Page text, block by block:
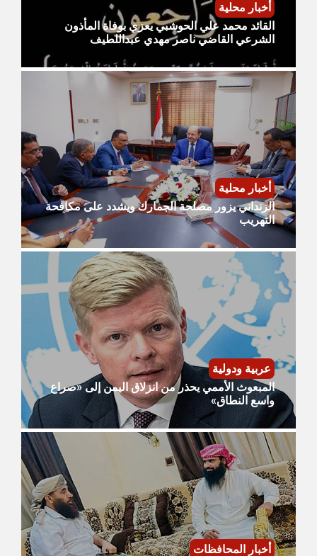
أخبار محلية
القائد محمد علي الحوشبي يعزي بوفاة المأذون
الشرعي القاضي ناصر مهدي عبداللطيف
أخبار محلية
الزنداني يزور مصلحة الجمارك ويشدد على مكافحة
التهريب
عربية ودولية
​المبعوث الأممي يحذر من انزلاق اليمن إلى «صراع
واسع النطاق»
أخبار المحافظات